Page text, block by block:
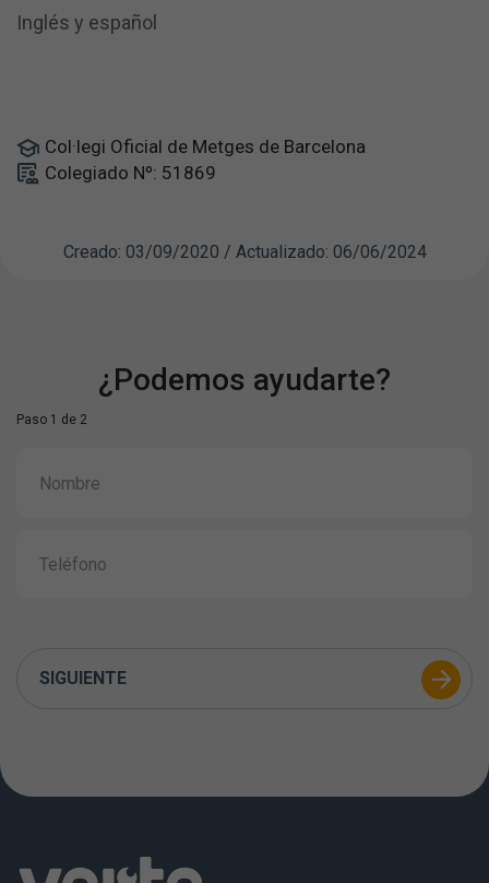
Inglés y español
Col·legi Oficial de Metges de Barcelona
Colegiado Nº: 51869
Creado: 03/09/2020 / Actualizado: 06/06/2024
¿Podemos ayudarte?
Paso 1 de 2
SIGUIENTE